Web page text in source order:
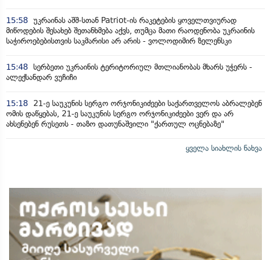
15:58 უკრაინას აშშ-სთან Patriot-ის რაკეტების ყოველთვიურად
მიწოდების შესახებ შეთანხმება აქვს, თუმცა მათი რაოდენობა უკრაინის
საჭიროებებისთვის საკმარისი არ არის - ვოლოდიმირ ზელენსკი
15:48 სერბეთი უკრაინის ტერიტორიულ მთლიანობას მხარს უჭერს -
ალექსანდარ ვუჩიჩი
15:18
21-ე საუკუნის სერგო ორჯონიკიძეები საქართველოს აბრალებენ
ომის დაწყებას, 21-ე საუკუნის სერგო ორჯონიკიძეები ვერ და არ
ახსენებენ რუსეთს - თაზო დათუნაშვილი "ქართულ ოცნებაზე"
ყველა სიახლის ნახვა